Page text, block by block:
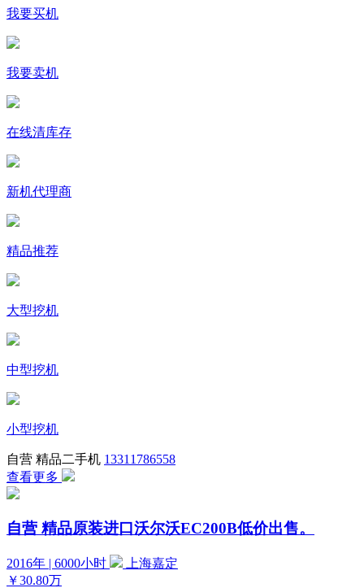
我要买机
我要卖机
在线清库存
新机代理商
精品推荐
大型挖机
中型挖机
小型挖机
自营 精品二手机 13311786558
查看更多
自营 精品原装进口沃尔沃EC200B低价出售。
2016年 | 6000小时
上海嘉定
￥30.80万